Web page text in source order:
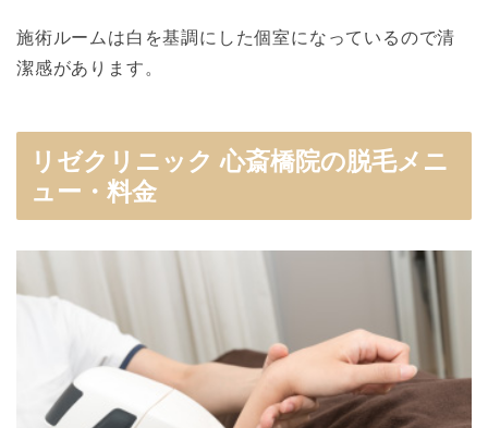
施術ルームは白を基調にした個室になっているので清
潔感があります。
リゼクリニック 心斎橋院の脱毛メニ
ュー・料金